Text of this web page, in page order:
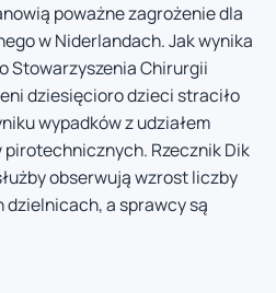
poważne zagrożenie dla
w Niderlandach. Jak wynika
Stowarzyszenia Chirurgii
dziesięcioro dzieci straciło
wypadków z udziałem
Rzecznik Dik
obserwują wzrost liczby
a sprawcy są